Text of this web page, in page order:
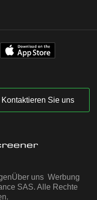
Kontaktieren Sie uns
Über uns Werbung
SAS. Alle Rechte